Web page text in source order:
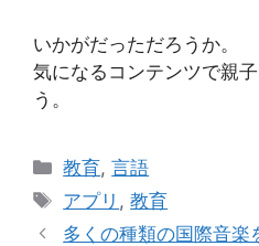
いかがだっただろうか。
気になるコンテンツで親
う。
Categories
教育,言語
Tags
アプリ ,教育
多くの種類の国際音楽